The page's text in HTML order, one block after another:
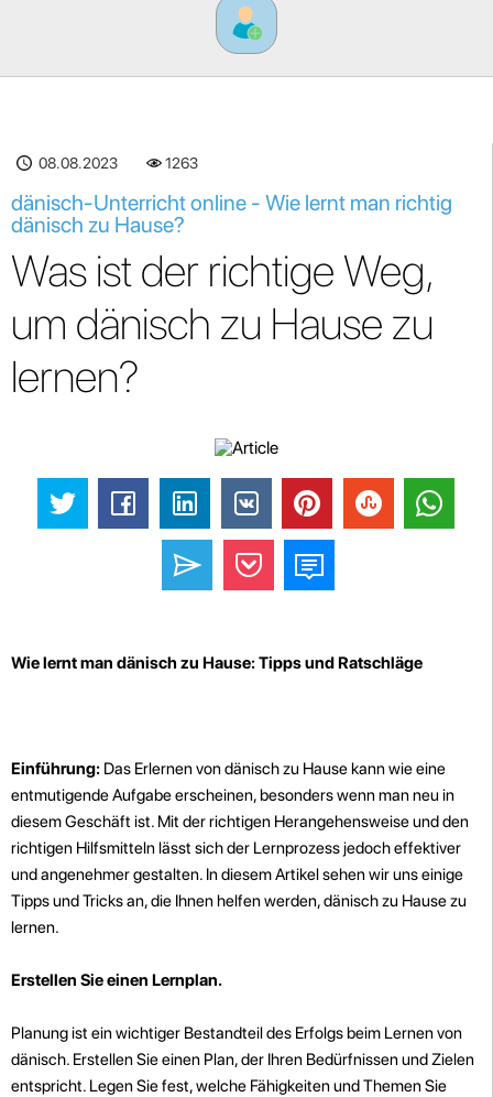
08.08.2023 1263
dänisch-Unterricht online - Wie lernt man richtig
dänisch zu Hause?
Was ist der richtige Weg,
um dänisch zu Hause zu
lernen?
Wie lernt man dänisch zu Hause: Tipps und Ratschläge
Einführung: Das Erlernen von dänisch zu Hause kann wie eine
entmutigende Aufgabe erscheinen, besonders wenn man neu in
diesem Geschäft ist. Mit der richtigen Herangehensweise und den
richtigen Hilfsmitteln lässt sich der Lernprozess jedoch effektiver
und angenehmer gestalten. In diesem Artikel sehen wir uns einige
Tipps und Tricks an, die Ihnen helfen werden, dänisch zu Hause zu
lernen.
Erstellen Sie einen Lernplan.
Planung ist ein wichtiger Bestandteil des Erfolgs beim Lernen von
dänisch. Erstellen Sie einen Plan, der Ihren Bedürfnissen und Zielen
entspricht. Legen Sie fest, welche Fähigkeiten und Themen Sie